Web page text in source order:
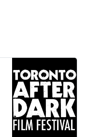
TORONTO AFTER